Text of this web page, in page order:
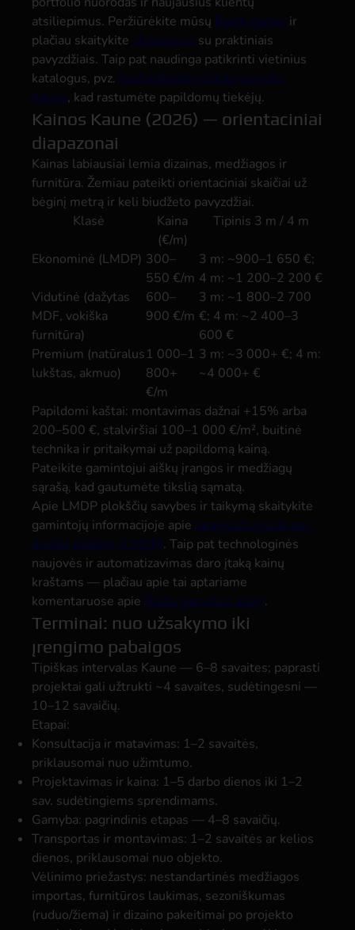
atsiliepimus. Peržiūrėkite mūsų Baigti darbai ir
plačiau skaitykite straipsnius su praktiniais
pavyzdžiais. Taip pat naudinga patikrinti vietinius
katalogus, pvz. nestandartinių baldų gamybą
Kaune, kad rastumėte papildomų tiekėjų.
Kainos Kaune (2026) — orientaciniai
diapazonai
Kainas labiausiai lemia dizainas, medžiagos ir
furnitūra. Žemiau pateikti orientaciniai skaičiai už
bėginį metrą ir keli biudžeto pavyzdžiai.
Klasė
Kaina
(€/m)
Tipinis 3 m / 4 m
Ekonominė (LMDP) 300–
550 €/m
3 m: ~900–1 650 €;
4 m: ~1 200–2 200 €
Vidutinė (dažytas
MDF, vokiška
furnitūra)
600–
900 €/m
3 m: ~1 800–2 700
€; 4 m: ~2 400–3
600 €
Premium (natūralus
lukštas, akmuo)
1 000–1
800+
€/m
3 m: ~3 000+ €; 4 m:
~4 000+ €
Papildomi kaštai: montavimas dažnai +15% arba
200–500 €, stalviršiai 100–1 000 €/m², buitinė
technika ir pritaikymai už papildomą kainą.
Pateikite gamintojui aiškų įrangos ir medžiagų
sąrašą, kad gautumėte tikslią sąmatą.
Apie LMDP plokščių savybes ir taikymą skaitykite
gamintojų informacijoje apie laminuotą medienos
drožlių plokštę (LMDP). Taip pat technologinės
naujovės ir automatizavimas daro įtaką kainų
kraštams — plačiau apie tai aptariame
komentaruose apie Baldų gamybos ateitį.
Terminai: nuo užsakymo iki
įrengimo pabaigos
Tipiškas intervalas Kaune — 6–8 savaites; paprasti
projektai gali užtrukti ~4 savaites, sudėtingesni —
10–12 savaičių.
Etapai:
Konsultacija ir matavimas: 1–2 savaitės,
priklausomai nuo užimtumo.
Projektavimas ir kaina: 1–5 darbo dienos iki 1–2
sav. sudėtingiems sprendimams.
Gamyba: pagrindinis etapas — 4–8 savaičių.
Transportas ir montavimas: 1–2 savaitės ar kelios
dienos, priklausomai nuo objekto.
Vėlinimo priežastys: nestandartinės medžiagos
importas, furnitūros laukimas, sezoniškumas
(ruduo/žiema) ir dizaino pakeitimai po projekto